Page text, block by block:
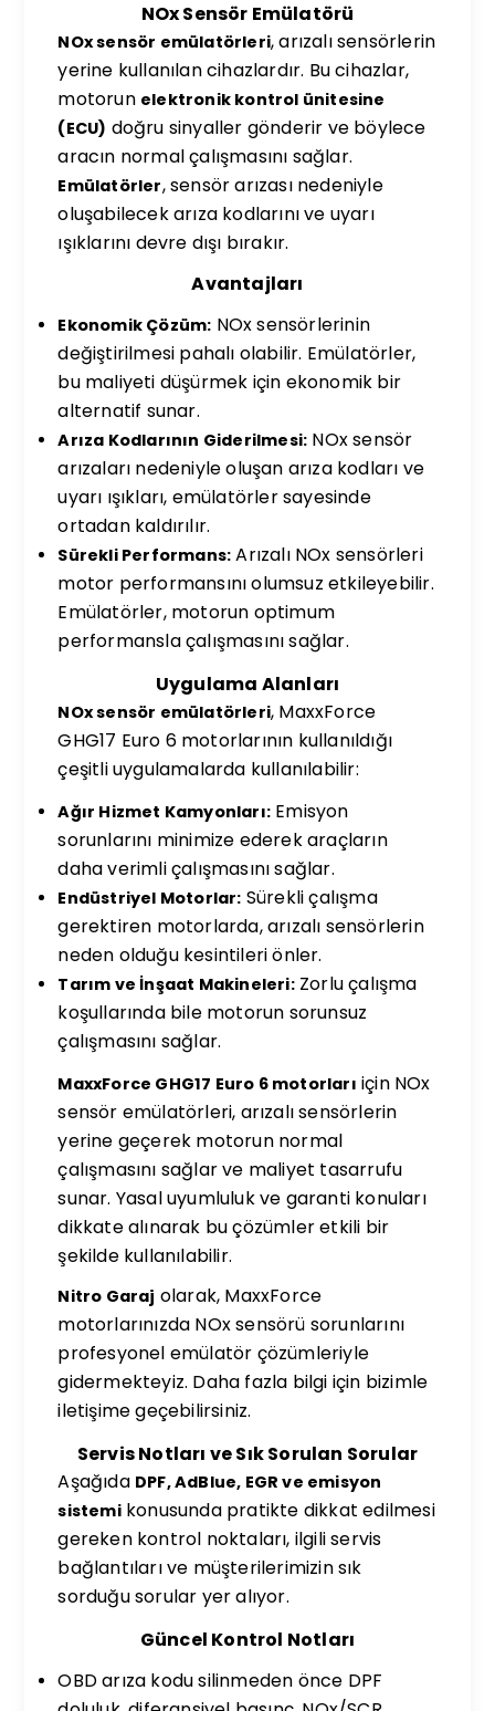
NOx Sensör Emülatörü
NOx sensör emülatörleri, arızalı sensörlerin
yerine kullanılan cihazlardır. Bu cihazlar,
motorun elektronik kontrol ünitesine
(ECU) doğru sinyaller gönderir ve böylece
aracın normal çalışmasını sağlar.
Emülatörler, sensör arızası nedeniyle
oluşabilecek arıza kodlarını ve uyarı
ışıklarını devre dışı bırakır.
Avantajları
Ekonomik Çözüm: NOx sensörlerinin
değiştirilmesi pahalı olabilir. Emülatörler,
bu maliyeti düşürmek için ekonomik bir
alternatif sunar.
Arıza Kodlarının Giderilmesi: NOx sensör
arızaları nedeniyle oluşan arıza kodları ve
uyarı ışıkları, emülatörler sayesinde
ortadan kaldırılır.
Sürekli Performans: Arızalı NOx sensörleri
motor performansını olumsuz etkileyebilir.
Emülatörler, motorun optimum
performansla çalışmasını sağlar.
Uygulama Alanları
NOx sensör emülatörleri, MaxxForce
GHG17 Euro 6 motorlarının kullanıldığı
çeşitli uygulamalarda kullanılabilir:
Ağır Hizmet Kamyonları: Emisyon
sorunlarını minimize ederek araçların
daha verimli çalışmasını sağlar.
Endüstriyel Motorlar: Sürekli çalışma
gerektiren motorlarda, arızalı sensörlerin
neden olduğu kesintileri önler.
Tarım ve İnşaat Makineleri:Zorlu çalışma
koşullarında bile motorun sorunsuz
çalışmasını sağlar.
MaxxForce GHG17 Euro 6 motorları için NOx
sensör emülatörleri, arızalı sensörlerin
yerine geçerek motorun normal
çalışmasını sağlar ve maliyet tasarrufu
sunar. Yasal uyumluluk ve garanti konuları
dikkate alınarak bu çözümler etkili bir
şekilde kullanılabilir.
Nitro Garaj olarak, MaxxForce
motorlarınızda NOx sensörü sorunlarını
profesyonel emülatör çözümleriyle
gidermekteyiz. Daha fazla bilgi için bizimle
iletişime geçebilirsiniz.
Servis Notları ve Sık Sorulan Sorular
Aşağıda DPF, AdBlue, EGR ve emisyon
sistemikonusunda pratikte dikkat edilmesi
gereken kontrol noktaları, ilgili servis
bağlantıları ve müşterilerimizin sık
sorduğu sorular yer alıyor.
Güncel Kontrol Notları
OBD arıza kodu silinmeden önce DPF